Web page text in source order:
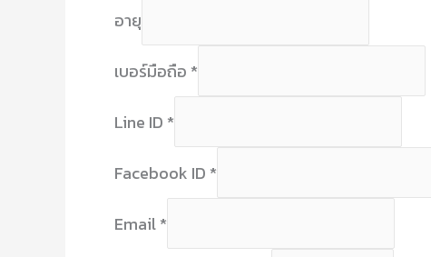
อายุ
เบอร์มือถือ *
Line ID *
Facebook ID *
Email*